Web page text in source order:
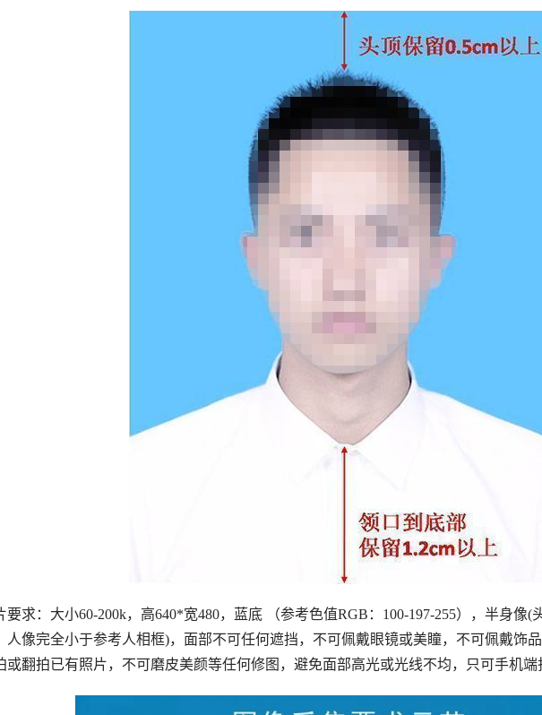
要求：大小60-200k，高640*宽480，蓝底 （参考色值RGB：100-197-255），半身像
人像完全小于参考人相框)，面部不可任何遮挡，不可佩戴眼镜或美瞳，不可佩戴饰
或翻拍已有照片，不可磨皮美颜等任何修图，避免面部高光或光线不均，只可手机端